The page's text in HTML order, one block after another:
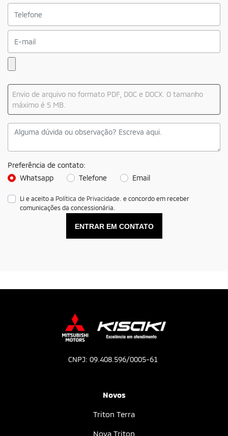
Envio de arquivo no formato PDF, DOC e DOCX. O tamanho
máximo é 5 MB.
Preferência de contato:
Whatsapp
Telefone Email
Li e aceito a Política de Privacidade. e concordo em receber
comunicações da concessionária.
ENTRAR EM CONTATO
CNPJ: 09.408.596/0005-61
Novos
Triton Terra
Nova Triton